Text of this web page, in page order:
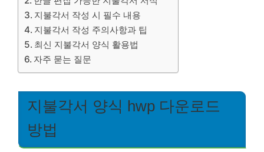
지불각서 작성 시 필수 내용
지불각서 작성 주의사항과 팁
최신 지불각서 양식 활용법
자주 묻는 질문
지불각서 양식 hwp 다운로드
방법